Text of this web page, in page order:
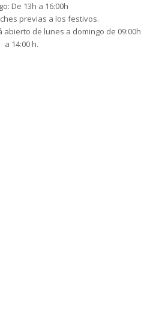
De 13h a 16:00h
previas a los festivos.
abierto de lunes a domingo de 09:00h
a 14:00 h.